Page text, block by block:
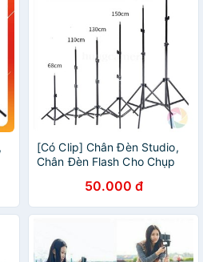
[Có Clip] Chân Đèn Studio,
Chân Đèn Flash Cho Chụp
Livestream50.000 đ